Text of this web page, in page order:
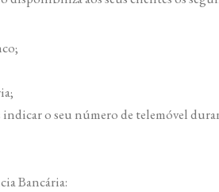
indicar o seu número de telemóvel
Bancária: